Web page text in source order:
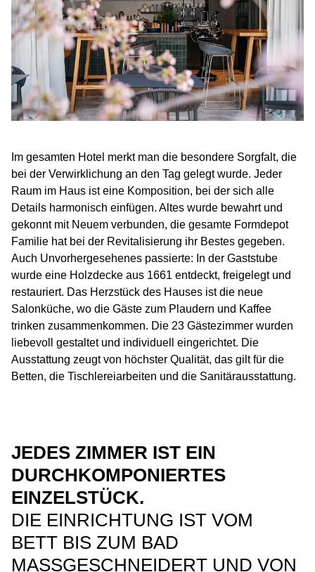
Im gesamten Hotel merkt man die besondere Sorgfalt, die
bei der Verwirklichung an den Tag gelegt wurde. Jeder
Raum im Haus ist eine Komposition, bei der sich alle
Details harmonisch einfügen. Altes wurde bewahrt und
gekonnt mit Neuem verbunden, die gesamte Formdepot
Familie hat bei der Revitalisierung ihr Bestes gegeben.
Auch Unvorhergesehenes passierte: In der Gaststube
wurde eine Holzdecke aus 1661 entdeckt, freigelegt und
restauriert. Das Herzstück des Hauses ist die neue
Salonküche, wo die Gäste zum Plaudern und Kaffee
trinken zusammenkommen. Die 23 Gästezimmer wurden
liebevoll gestaltet und individuell eingerichtet. Die
Ausstattung zeugt von höchster Qualität, das gilt für die
Betten, die Tischlereiarbeiten und die Sanitärausstattung.
JEDES ZIMMER IST EIN
DURCHKOMPONIERTES
EINZELSTÜCK.
DIE EINRICHTUNG IST VOM
BETT BIS ZUM BAD
MASSGESCHNEIDERT UND VON H